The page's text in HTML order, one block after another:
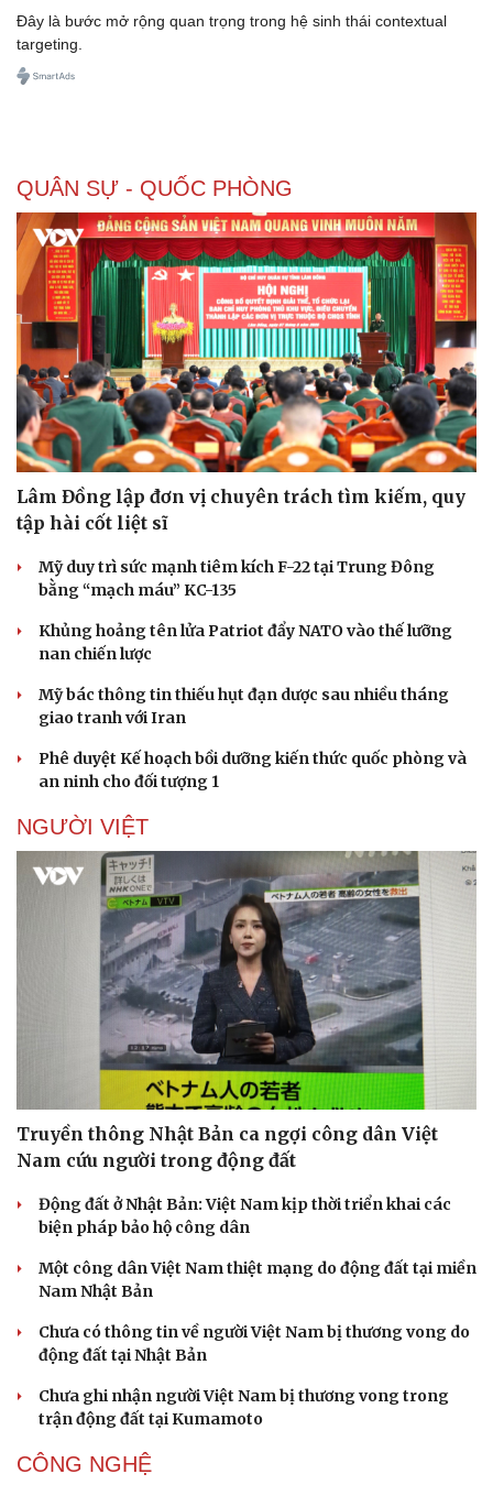
Doanh nhân
Vì cộng đồng
Trải nghiệm
Đây là bước mở rộng quan trọng trong hệ sinh thái contextual
targeting.
QUÂN SỰ - QUỐC PHÒNG
Lâm Đồng lập đơn vị chuyên trách tìm kiếm, quy
tập hài cốt liệt sĩ
Mỹ duy trì sức mạnh tiêm kích F-22 tại Trung Đông
bằng “mạch máu” KC-135
Khủng hoảng tên lửa Patriot đẩy NATO vào thế lưỡng
nan chiến lược
Mỹ bác thông tin thiếu hụt đạn dược sau nhiều tháng
giao tranh với Iran
Phê duyệt Kế hoạch bồi dưỡng kiến thức quốc phòng và
an ninh cho đối tượng 1
NGƯỜI VIỆT
Truyền thông Nhật Bản ca ngợi công dân Việt
Nam cứu người trong động đất
Động đất ở Nhật Bản: Việt Nam kịp thời triển khai các
biện pháp bảo hộ công dân
Một công dân Việt Nam thiệt mạng do động đất tại miền
Nam Nhật Bản
Chưa có thông tin về người Việt Nam bị thương vong do
động đất tại Nhật Bản
Chưa ghi nhận người Việt Nam bị thương vong trong
trận động đất tại Kumamoto
CÔNG NGHỆ